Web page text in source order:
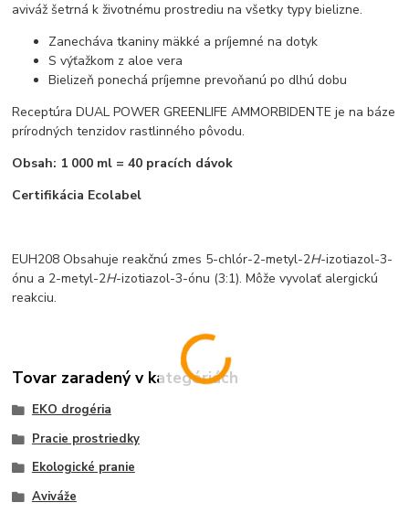
aviváž šetrná k životnému prostrediu na všetky typy bielizne.
Zanecháva tkaniny mäkké a príjemné na dotyk
S výťažkom z aloe vera
Bielizeň ponechá príjemne prevoňanú po dlhú dobu
Receptúra DUAL POWER GREENLIFE AMMORBIDENTE je na báze
prírodných tenzidov rastlinného pôvodu.
Obsah: 1 000 ml = 40 pracích dávok
Certifikácia Ecolabel
EUH208 Obsahuje reakčnú zmes 5-chlór-2-metyl-2H-izotiazol-3-
ónu a 2-metyl-2H-izotiazol-3-ónu (3:1). Môže vyvolať alergickú
reakciu.
Tovar zaradený v kategóriách
EKO drogéria
Pracie prostriedky
Ekologické pranie
Aviváže